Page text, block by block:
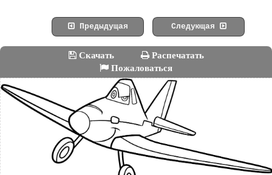
Предыдущая Следующая
Скачать
Распечатать
Пожаловаться